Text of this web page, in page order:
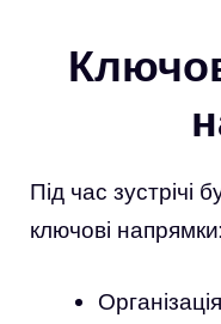
Під час зустрічі
ключові напрямки: